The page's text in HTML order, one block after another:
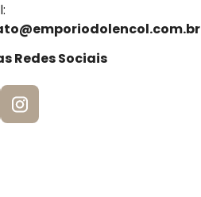
Redes Sociais